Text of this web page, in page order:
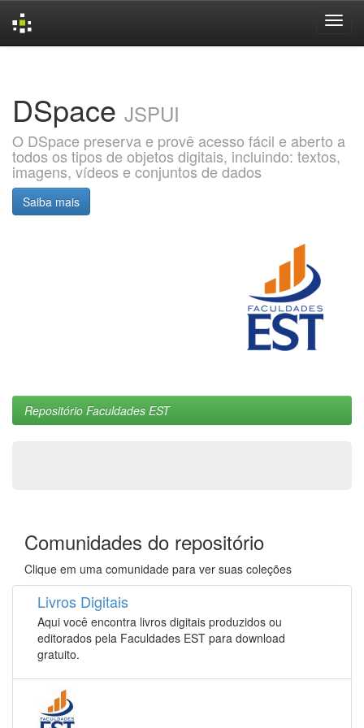
DSpace JSPUI
O DSpace preserva e provê acesso fácil e aberto a
todos os tipos de objetos digitais, incluindo: textos,
imagens, vídeos e conjuntos de dados
Saiba mais
Repositório Faculdades EST
Comunidades do repositório
Clique em uma comunidade para ver suas coleções
Livros Digitais
Aqui você encontra livros digitais produzidos ou
editorados pela Faculdades EST para download
gratuito.